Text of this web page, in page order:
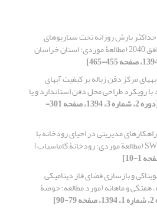
بارش روزانه تحت سناریوهای
انتشار گازهای گلخانه‏ای در افق 2040 (مطالعۀ موردی: استان خراسان
مرکز دفن زباله بر کیفیت آب‏های
رویکرد طراحی محل دفن استاندارد و یا
[دوره 2، شماره 3، 1394، صفحه 301-
مدیریتی در احیای رودخانه با
و بازسازی فضای فاز دینامیکی
هفتگی و ماهانه (مورد مطالعه: حوضۀ